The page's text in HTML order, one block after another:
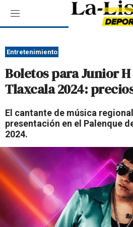
M
e
ú
Entretenimiento
Boletos para Junior
Tlaxcala 2024:
El cantante de música
presentación en el Palenque
2024.